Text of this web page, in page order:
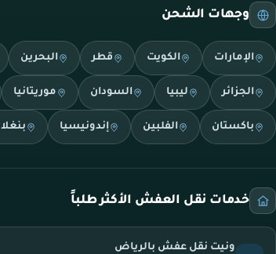
وجهات الشحن
الإمارات الكويت قطر البحرين
الجزائر ليبيا السودان موريتانيا
باكستان الفلبين إندونيسيا
خدمات نقل العفش الأكثر طلباً
ونيت نقل عفش بالرياض